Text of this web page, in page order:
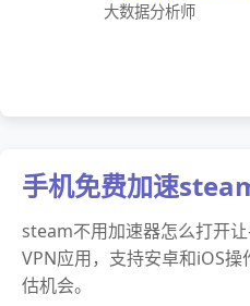
大数据分析师
手机免费加速
steam不用加速器怎么打开
VPN应用，支持安卓和iOS
估机会。